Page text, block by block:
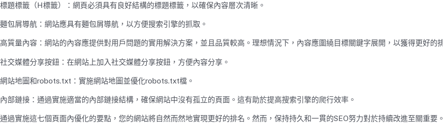
標題標籤（H標籤）：網頁必須具有良好結構的標題標籤，以確保內容層次清晰。
麵包屑導航：網站應具有麵包屑導航，以方便搜索引擎的抓取。
高質量內容：網站的內容應提供對用戶問題的實用解決方案，並且品質較高。理想情況下，內容應圍繞目標關鍵字展開，以獲得更好的
社交媒體分享按鈕：在網站上加入社交媒體分享按鈕，方便內容分享。
網站地圖和robots.txt：實施網站地圖並優化robots.txt檔。
內部鏈接：通過實施適當的內部鏈接結構，確保網站中沒有孤立的頁面。這有助於提高搜索引擎的爬行效率。
通過實施這七個頁面內優化的要點，您的網站將自然而然地實現更好的排名。然而，保持持久和一貫的SEO努力對於持續改進至關重要